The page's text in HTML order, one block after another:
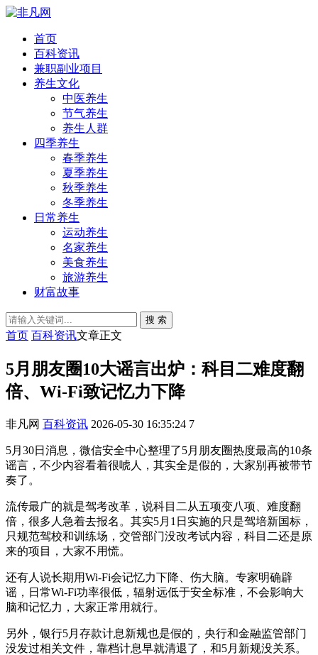
首页
百科资讯
兼职副业项目
养生文化
中医养生
节气养生
养生人群
四季养生
春季养生
夏季养生
秋季养生
冬季养生
日常养生
运动养生
名家养生
美食养生
旅游养生
财富故事
搜 索
首页 百科资讯文章正文
5月朋友圈10大谣言出炉：科目二难度翻
倍、Wi-Fi致记忆力下降
非凡网 百科资讯 2026-05-30 16:35:24 7
5月30日消息，微信安全中心整理了5月朋友圈热度最高的10条
谣言，不少内容看着很唬人，其实全是假的，大家别再被带节
奏了。
流传最广的就是驾考改革，说科目二从五项变八项、难度翻
倍，很多人急着去报名。其实5月1日实施的只是驾培新国标，
只规范驾校和训练场，交管部门没改考试内容，科目二还是原
来的项目，大家不用慌。
还有人说长期用Wi-Fi会记忆力下降、伤大脑。专家明确辟
谣，日常Wi-Fi功率很低，辐射远低于安全标准，不会影响大
脑和记忆力，大家正常用就行。
另外，银行5月存款计息新规也是假的，央行和金融监管部门
没发过相关文件，靠档计息早就清退了，和5月新规没关系。